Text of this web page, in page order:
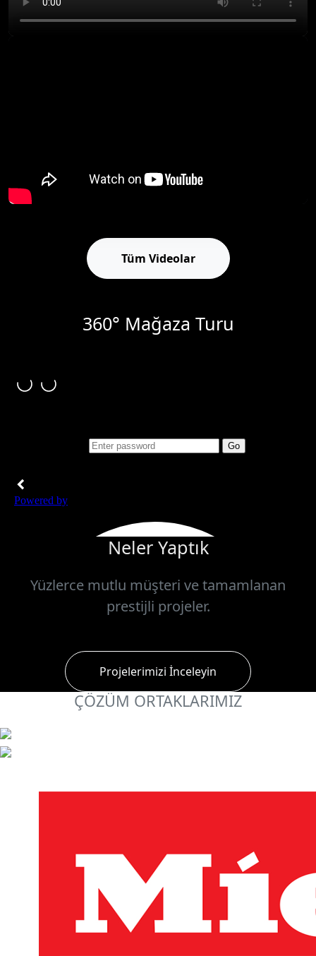
Tüm Videolar
360° Mağaza Turu
Neler Yaptık
Yüzlerce mutlu müşteri ve tamamlanan
prestijli projeler.
Projelerimizi İnceleyin
ÇÖZÜM ORTAKLARIMIZ